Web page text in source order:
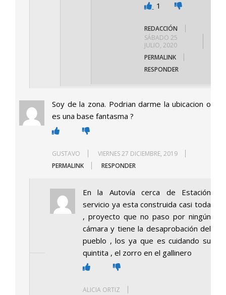
1
REDACCIÓN
SÁBADO 25
JULIO, 2020
PERMALINK
RESPONDER
Soy de la zona. Podrian darme la ubicacion o
es una base fantasma ?
GUSTAVO
VIERNES 27 DICIEMBRE, 2019
PERMALINK
RESPONDER
En la Autovía cerca de Estación
servicio ya esta construida casi toda
, proyecto que no paso por ningún
cámara y tiene la desaprobación del
pueblo , los ya que es cuidando su
quintita , el zorro en el gallinero
ALICIA ORTIZ